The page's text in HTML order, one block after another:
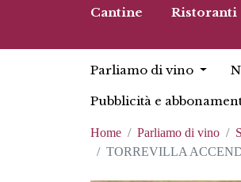
Cantine Ristoranti
Parliamo di vino
Pubblicità e
Home Parliamo di vino
TORREVILLA